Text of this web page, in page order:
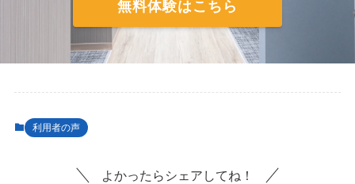
無料体験はこちら
利用者の声
よかったらシェアしてね！